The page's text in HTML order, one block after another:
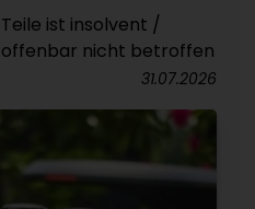
ist insolvent /
nicht betroffen
31.07.2026